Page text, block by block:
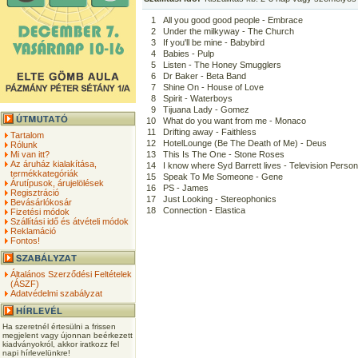
Tartalom
Rólunk
Mi van itt?
Az áruház kialakítása,
termékkategóriák
Árutípusok, árujelölések
Regisztráció
Bevásárlókosár
Fizetési módok
Szállítási idő és átvételi módok
Reklamáció
Fontos!
Általános Szerződési Feltételek
(ÁSZF)
Adatvédelmi szabályzat
Ha szeretnél értesülni a frissen
megjelent vagy újonnan beérkezett
kiadványokról, akkor iratkozz fel
napi hírlevelünkre!
1
All you good good people - Embrace
2
Under the milkyway - The Church
3
If you'll be mine - Babybird
4
Babies - Pulp
5
Listen - The Honey Smugglers
6
Dr Baker - Beta Band
7
Shine On - House of Love
8
Spirit - Waterboys
9
Tijuana Lady - Gomez
10
What do you want from me - Monaco
11
Drifting away - Faithless
12
HotelLounge (Be The Death of Me) - Deus
13
This Is The One - Stone Roses
14
I know where Syd Barrett lives - Television
15
Speak To Me Someone - Gene
16
PS - James
17
Just Looking - Stereophonics
18
Connection - Elastica